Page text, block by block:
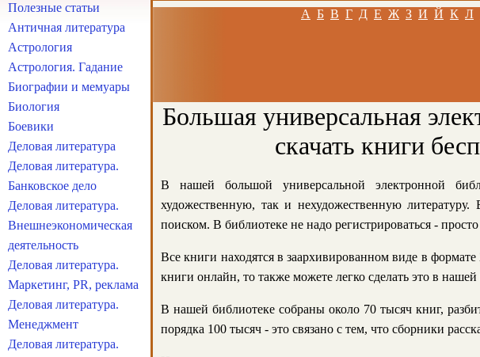
А Б В Г Д Е Ж З И Й К Л
Большая универсальная
скачать книги
В нашей большой универсальной электронной
художественную, так и нехудожественную
поиском. В библиотеке не надо регистрироваться -
Все книги находятся в заархивированном виде в
книги онлайн, то также можете легко сделать это в нашей
В нашей библиотеке собраны около 70 тысяч книг,
порядка 100 тысяч - это связано с тем, что сборники
Полезные статьи
Античная литература
Астрология
Астрология. Гадание
Биографии и мемуары
Биология
Боевики
Деловая литература
Деловая литература.
Банковское дело
Деловая литература.
Внешнеэкономическая
деятельность
Деловая литература.
Маркетинг, PR, реклама
Деловая литература.
Менеджмент
Деловая литература.